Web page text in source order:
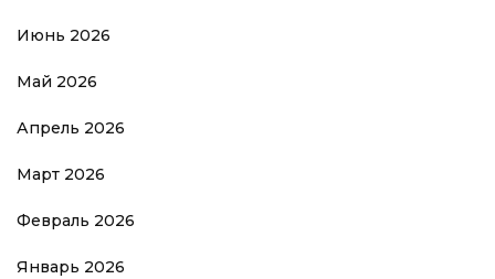
Июнь 2026
Май 2026
Апрель 2026
Март 2026
Февраль 2026
Январь 2026